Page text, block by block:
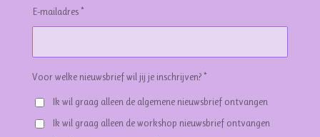
E-mailadres *
Voor welke nieuwsbrief wil jij je inschrijven? *
Ik wil graag alleen de algemene nieuwsbrief ontvangen
Ik wil graag alleen de workshop nieuwsbrief ontvangen